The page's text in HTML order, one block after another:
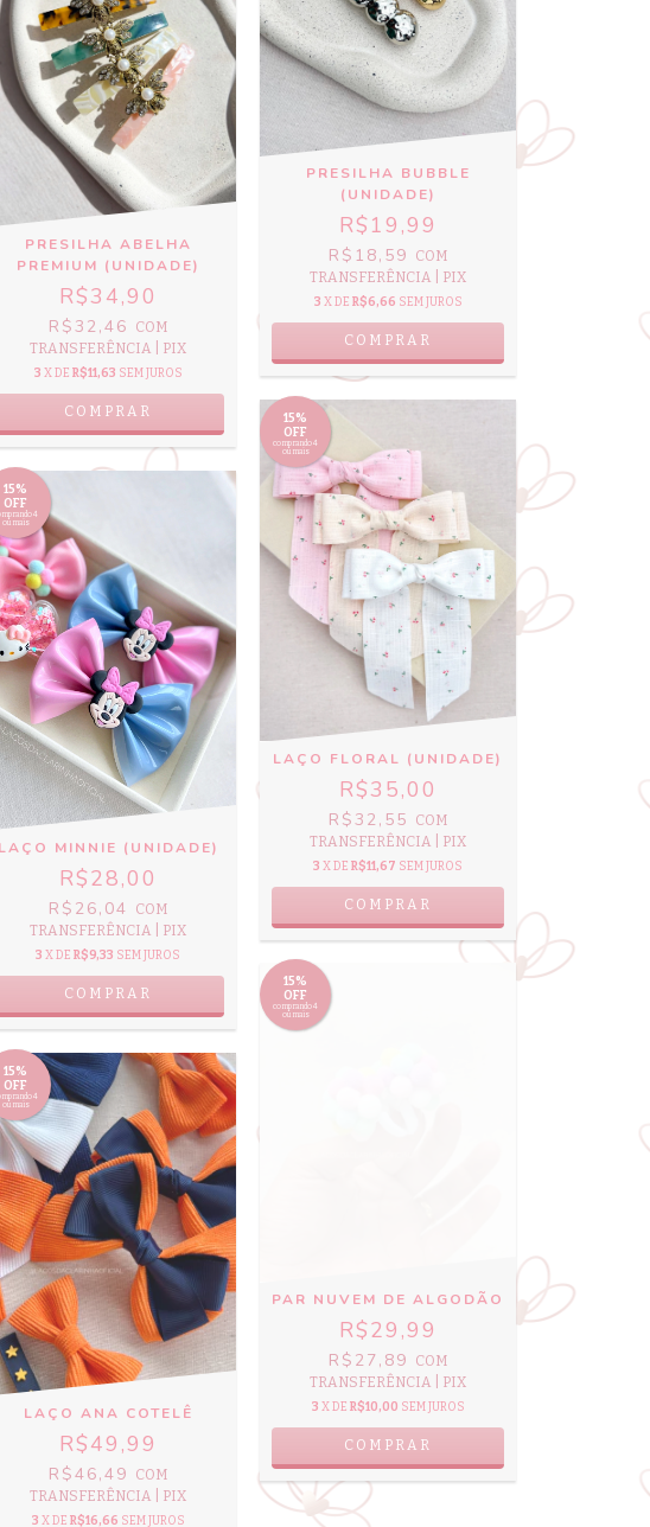
PRESILHA ABELHA
PREMIUM (UNIDADE)
R$34,90
R$32,46
COM
TRANSFERÊNCIA | PIX
3 X DE R$11,63 SEM JUROS
COMPRAR
PRESILHA BUBBLE
(UNIDADE)
R$19,99
R$18,59
COM
TRANSFERÊNCIA | PIX
3 X DE R$6,66 SEM JUROS
COMPRAR
15%
OFF
4
ou mais
LAÇO MINNIE (UNIDADE)
R$28,00
R$26,04
COM
TRANSFERÊNCIA | PIX
3 X DER$9,33 SEM JUROS
COMPRAR
15%
OFF
comprando 4
ou mais
LAÇO FLORAL (UNIDADE)
R$35,00
R$32,55
COM
TRANSFERÊNCIA | PIX
3 X DER$11,67 SEM JUROS
COMPRAR
15%
OFF
4
ou mais
LAÇO ANA COTELÊ
R$49,99
R$46,49
COM
TRANSFERÊNCIA | PIX
3 X DE R$16,66 SEM JUROS
15%
OFF
comprando 4
ou mais
PAR NUVEM DE ALGODÃO
R$29,99
R$27,89
COM
TRANSFERÊNCIA | PIX
3 X DE R$10,00 SEM JUROS